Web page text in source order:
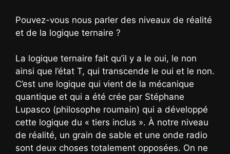
Pouvez-vous nous parler des niveaux de réalité
et de la logique ternaire ?
La logique ternaire fait qu’il y a le oui, le non
ainsi que l’état T, qui transcende le oui et le non.
C’est une logique qui vient de la mécanique
quantique et qui a été crée par Stéphane
Lupasco (philosophe roumain) qui a développé
cette logique du « tiers inclus ». À notre niveau
de réalité, un grain de sable et une onde radio
sont deux choses totalement opposées. On ne